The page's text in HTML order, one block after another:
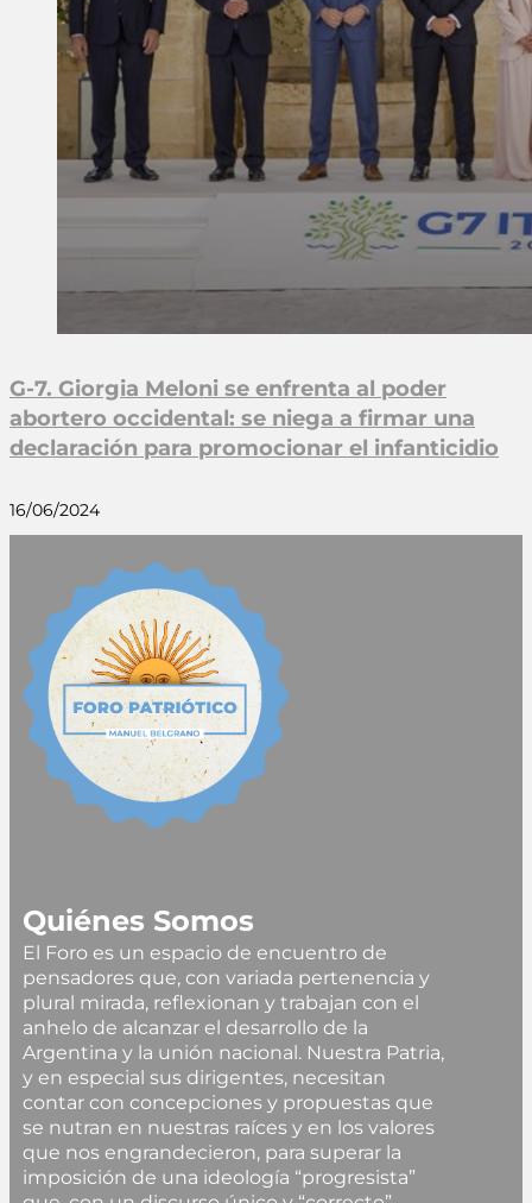
G-7. Giorgia Meloni se enfrenta al poder
abortero occidental: se niega a firmar una
declaración para promocionar el infanticidio
16/06/2024
Quiénes Somos
El Foro es un espacio de encuentro de
pensadores que, con variada pertenencia y
plural mirada, reflexionan y trabajan con el
anhelo de alcanzar el desarrollo de la
Argentina y la unión nacional. Nuestra Patria,
y en especial sus dirigentes, necesitan
contar con concepciones y propuestas que
se nutran en nuestras raíces y en los valores
que nos engrandecieron, para superar la
imposición de una ideología “progresista”